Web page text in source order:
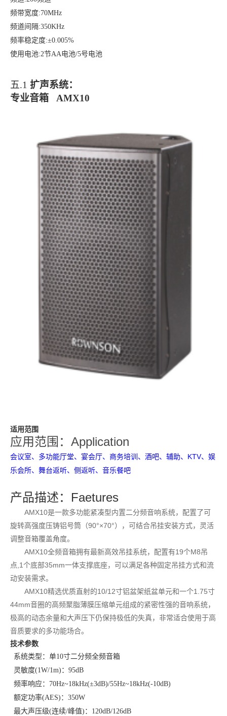
频带宽度:70MHz
频道间隔:350KHz
频率稳定度:±0.005%
使用电池:2节AA电池/5号电池
五.1 扩声系统：
专业音箱
AMX10
适用范围
应用范围：Application
会议室、 多功能厅堂、宴会厅、商务培训 、酒吧、辅助、 KTV、娱
乐会所、 舞台返听、侧返听、 音乐餐吧
产品描述： Faetures
AMX10是一款多功能紧凑型内置二分频音响系统，配置了可
旋转高强度压铸铝号筒（90°×70°），可结合吊挂安装方式，灵活
调整音箱覆盖角度。
AMX10全频音箱拥有最新高效吊挂系统，配置有19个M8吊
点,1个底部35mm一体支撑底座，可以满足各种固定吊挂方式和流
动安装需求。
AMX10精选优质直射的10/12寸铝盆架纸盆单元和一个1.75寸
44mm音圈的高频聚脂薄膜压缩单元组成的紧密性强的音响系统，
极高的动态余量和大声压下仍保持极低的失真，非常适合使用于高
音质要求的多功能场合。
技术参数
系统类型：单10寸二分频全频音箱
灵敏度(1W/1m) ： 95dB
频率响应： 70Hz~18kHz(±3dB)/55Hz~18kHz(-10dB)
额定功率(AES) ： 350W
最大声压级(连续/峰值) ： 120dB/126dB